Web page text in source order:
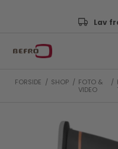
FORSIDE / SHOP / FOTO &
VIDEO
/